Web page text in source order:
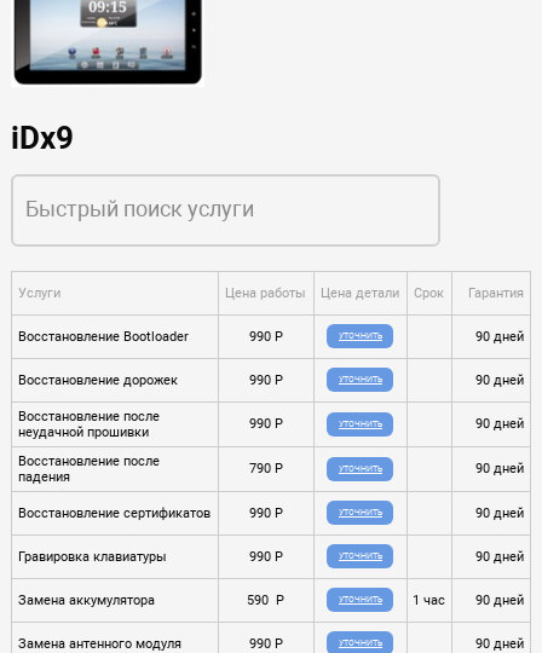
iDx9
Услуги Цена работы Цена детали Срок Гарантия
Восстановление Bootloader 990 P УТОЧНИТЬ 90 дней
Восстановление дорожек 990 P УТОЧНИТЬ 90 дней
Восстановление после
неудачной прошивки
990 P УТОЧНИТЬ 90 дней
Восстановление после
падения
790 P УТОЧНИТЬ 90 дней
Восстановление сертификатов 990 P УТОЧНИТЬ 90 дней
Гравировка клавиатуры 990 P УТОЧНИТЬ 90 дней
Замена аккумулятора 590 P УТОЧНИТЬ 1 час 90 дней
Замена антенного модуля 990 P УТОЧНИТЬ 90 дней